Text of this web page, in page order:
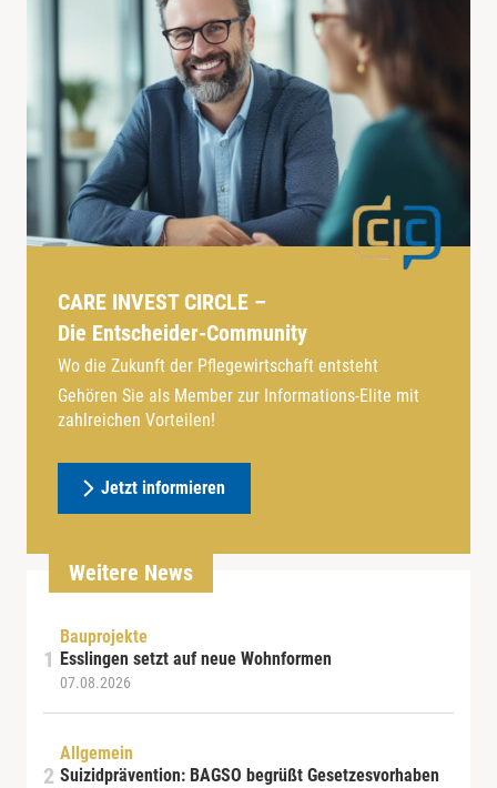
CARE INVEST CIRCLE –
Die Entscheider-Community
Wo die Zukunft der Pflegewirtschaft entsteht
Gehören Sie als Member zur Informations-Elite mit
zahlreichen Vorteilen!
Jetzt informieren
Weitere News
Bauprojekte
Esslingen setzt auf neue Wohnformen
07.08.2026
Allgemein
Suizidprävention: BAGSO begrüßt Gesetzesvorhaben